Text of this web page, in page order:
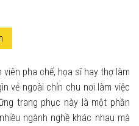
viên pha chế, họa sĩ hay thợ làm
vẻ ngoài chỉn chu nơi làm việc
trang phục này là một phần
ngành nghề khác nhau mà